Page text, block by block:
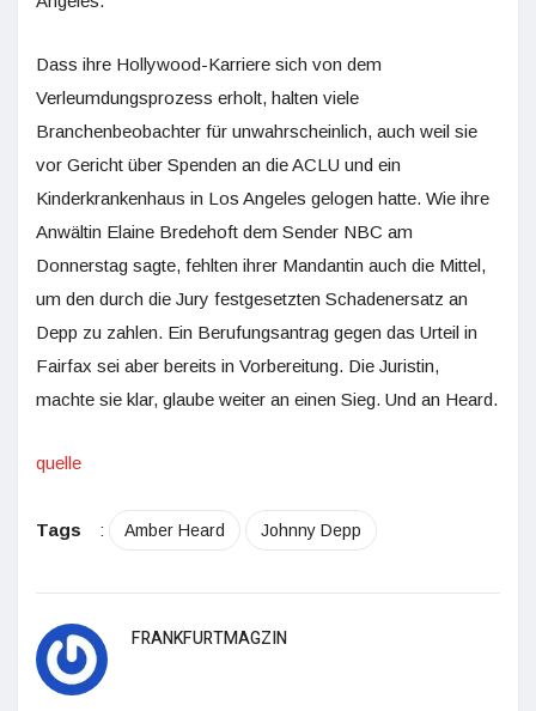
Dass ihre Hollywood-Karriere sich von dem
Verleumdungsprozess erholt, halten viele
Branchenbeobachter für unwahrscheinlich, auch weil sie
vor Gericht über Spenden an die ACLU und ein
Kinderkrankenhaus in Los Angeles gelogen hatte. Wie ihre
Anwältin Elaine Bredehoft dem Sender NBC am
Donnerstag sagte, fehlten ihrer Mandantin auch die Mittel,
um den durch die Jury festgesetzten Schadenersatz an
Depp zu zahlen. Ein Berufungsantrag gegen das Urteil in
Fairfax sei aber bereits in Vorbereitung. Die Juristin,
machte sie klar, glaube weiter an einen Sieg. Und an Heard.
quelle
Tags : Amber Heard Johnny Depp
FRANKFURTMAGZIN